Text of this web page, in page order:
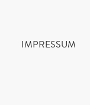
IMPRESSUM